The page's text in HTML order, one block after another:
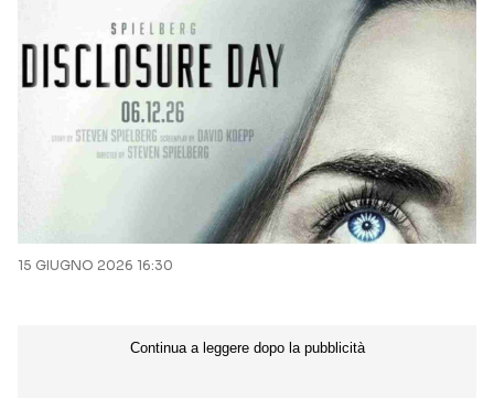
15 GIUGNO 2026 16:30